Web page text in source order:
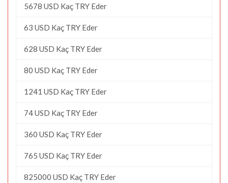
5678 USD Kaç TRY Eder
63 USD Kaç TRY Eder
628 USD Kaç TRY Eder
80 USD Kaç TRY Eder
1241 USD Kaç TRY Eder
74 USD Kaç TRY Eder
360 USD Kaç TRY Eder
765 USD Kaç TRY Eder
825000 USD Kaç TRY Eder